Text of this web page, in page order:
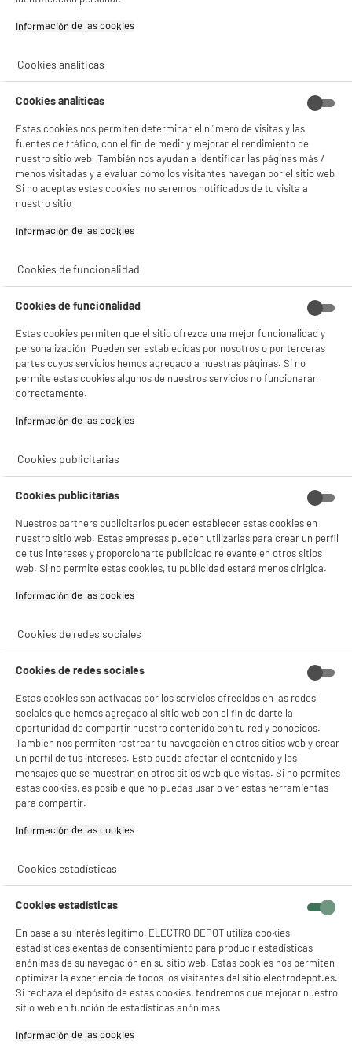
17€96
Garantía incluida :
Cambio por uno nuevo o por un cupón canjeable
Marca EDENWOOD
Tipo de producto Adaptador USB
Colores
Référence constructeur
SECTEUR 25W USB C +CABLE
Peso neto 0,04kg
Nombre del fabricante,
nombre de la empresa o marca
registrada
ELECTRO DEPOT FRANCE
Dirección de envio
1 ROUTE DE VENDEVILLE
correo electrónico
Código del artículo
estadísticas anónimas basadas en tu navegación. Puedes oponerte a su uso
gestionando sus cookies.
¡Buena visita!
Información de las cookies‎
Cookies analíticas
Cookies analíticas
Estas cookies nos permiten determinar el número de visitas y las
fuentes de tráfico, con el fin de medir y mejorar el rendimiento de
nuestro sitio web. También nos ayudan a identificar las páginas más /
menos visitadas y a evaluar cómo los visitantes navegan por el sitio web.
Si no aceptas estas cookies, no seremos notificados de tu visita a
nuestro sitio.
Información de las cookies‎
Cookies de funcionalidad
Cookies de funcionalidad
Estas cookies permiten que el sitio ofrezca una mejor funcionalidad y
personalización. Pueden ser establecidas por nosotros o por terceras
partes cuyos servicios hemos agregado a nuestras páginas. Si no
permite estas cookies algunos de nuestros servicios no funcionarán
correctamente.
Información de las cookies‎
Cookies publicitarias
Cookies publicitarias
Nuestros partners publicitarios pueden establecer estas cookies en
nuestro sitio web. Estas empresas pueden utilizarlas para crear un perfil
de tus intereses y proporcionarte publicidad relevante en otros sitios
web. Si no permite estas cookies, tu publicidad estará menos dirigida.
Información de las cookies‎
Cookies de redes sociales
Cookies de redes sociales
Estas cookies son activadas por los servicios ofrecidos en las redes
sociales que hemos agregado al sitio web con el fin de darte la
oportunidad de compartir nuestro contenido con tu red y conocidos.
También nos permiten rastrear tu navegación en otros sitios web y crear
un perfil de tus intereses. Esto puede afectar el contenido y los
mensajes que se muestran en otros sitios web que visitas. Si no permites
estas cookies, es posible que no puedas usar o ver estas herramientas
para compartir.
Información de las cookies‎
Cookies estadísticas
Cookies estadísticas
En base a su interés legítimo, ELECTRO DEPOT utiliza cookies
estadísticas exentas de consentimiento para producir estadísticas
anónimas de su navegación en su sitio web. Estas cookies nos permiten
optimizar la experiencia de todos los visitantes del sitio electrodepot.es.
Si rechaza el depósito de estas cookies, tendremos que mejorar nuestro
sitio web en función de estadísticas anónimas
Información de las cookies‎